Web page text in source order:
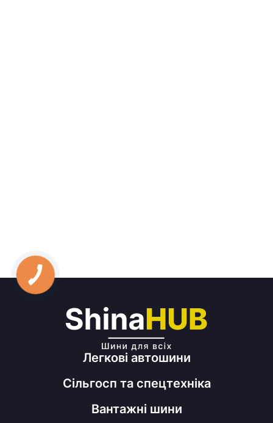
Легкові автошини
Сільгосп та спецтехніка
Вантажні шини